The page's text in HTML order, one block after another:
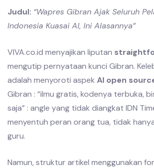
Judul: “Wapres Gibran Ajak Seluruh
Indonesia Kuasai AI, Ini Alasannya”
VIVA.co.id menyajikan liputan
mengutip pernyataan kunci Gibran.
adalah menyoroti aspek AI open
Gibran : “ilmu gratis, kodenya terbuka,
saja” : angle yang tidak diangkat IDN
menyentuh peran orang tua, tidak
guru.
Namun, struktur artikel menggunakan